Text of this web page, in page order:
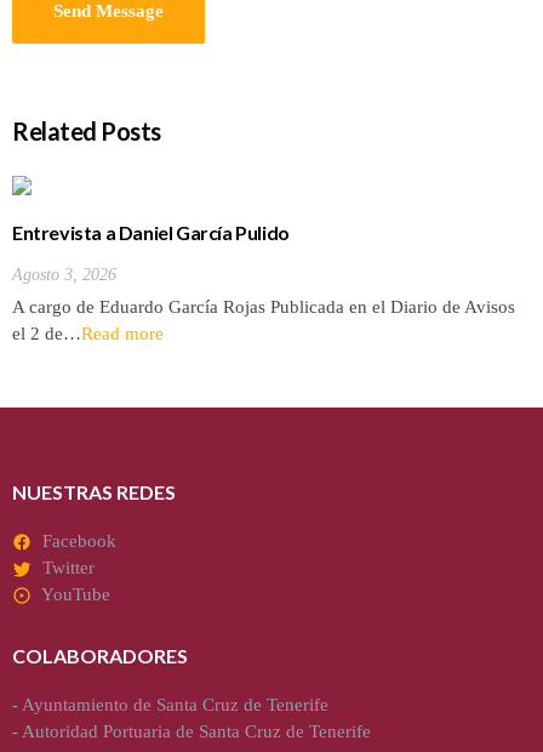
Related Posts
Entrevista a Daniel García Pulido
Agosto 3, 2026
A cargo de Eduardo García Rojas Publicada en el Diario de Avisos
el 2 de…Read more
NUESTRAS REDES
Facebook
Twitter
YouTube
COLABORADORES
- Ayuntamiento de Santa Cruz de Tenerife
- Autoridad Portuaria de Santa Cruz de Tenerife